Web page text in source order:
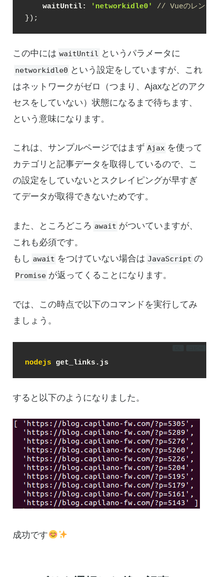
waitUntil:
'networkidle0'
// Vueのレンダ
});
この中には waitUntil というパラメータに
networkidle0 という設定をしていますが、これ
はネットワークがゼロ（つまり、Ajaxなどのアク
セスをしていない）状態になるまで待ちます、
という意味になります。
これは、サンプルページではまず Ajax を使って
カテゴリと記事データを取得しているので、こ
の設定をしていないとスクレイピングが早すぎ
てデータが取得できないためです。
また、ところどころ await がついていますが、
これも必須です。
もし await をつけていない場合は JavaScript の
Promise が返ってくることになります。
では、この時点で以下のコマンドを実行してみ
ましょう。
nodejs get_links.js
すると以下のようになりました。
成功です